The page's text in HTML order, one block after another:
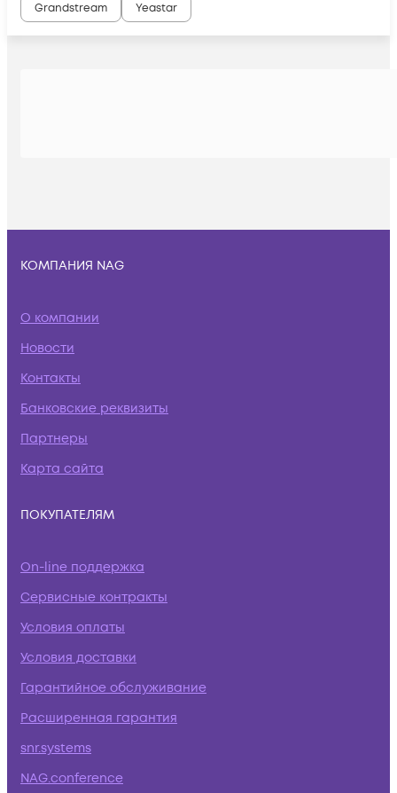
Grandstream Yeastar
КОМПАНИЯ NAG
О компании
Новости
Контакты
Банковские реквизиты
Партнеры
Карта сайта
ПОКУПАТЕЛЯМ
On-line поддержка
Сервисные контракты
Условия оплаты
Условия доставки
Гарантийное обслуживание
Расширенная гарантия
snr.systems
NAG.conference